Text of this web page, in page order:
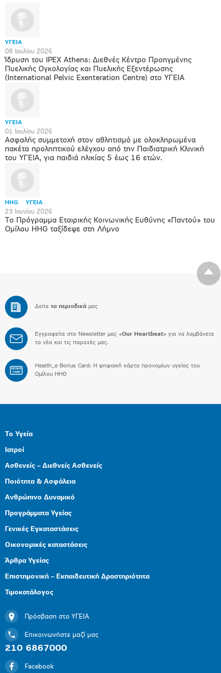
ΥΓΕΙΑ
08 Ιουλίου 2026
Ίδρυση του IPEX Athens: Διεθνές Κέντρο Προηγμένης
Πυελικής Ογκολογίας και Πυελικής Εξεντέρωσης
(International Pelvic Exenteration Centre) στο ΥΓΕΙΑ
ΥΓΕΙΑ
01 Ιουλίου 2026
Ασφαλής συμμετοχή στον αθλητισμό με ολοκληρωμένα
πακέτα προληπτικού ελέγχου από την Παιδιατρική Κλινική
του ΥΓΕΙΑ, για παιδιά ηλικίας 5 έως 16 ετών.
HHG ΥΓΕΙΑ
23 Ιουνίου 2026
Το Πρόγραμμα Εταιρικής Κοινωνικής Ευθύνης «Παντού» του
Ομίλου HHG ταξίδεψε στη Λήμνο
Δείτε τα περιοδικά μας
Εγγραφείτε στο Newsletter μας «Our Heartbeat» για να λαμβάνετε
τα νέα και τις παροχές μας.
BONUS
CARD
Health_e Bonus Card: H ψηφιακή κάρτα προνομίων υγείας του
Ομίλου HHG
Το Υγεία
Ιατροί
Ασθενείς – Διεθνείς Ασθενείς
Ποιότητα & Ασφάλεια
Ανθρώπινο Δυναμικό
Προγράμματα Υγείας
Γενικές Εγκαταστάσεις
Οικονομικές καταστάσεις
Άρθρα Υγείας
Επιστημονική – Εκπαιδευτική Δραστηριότητα
Τιμοκατάλογος
Πρόσβαση στο ΥΓΕΙΑ
Επικοινωνήστε μαζί μας
210 6867000
Facebook